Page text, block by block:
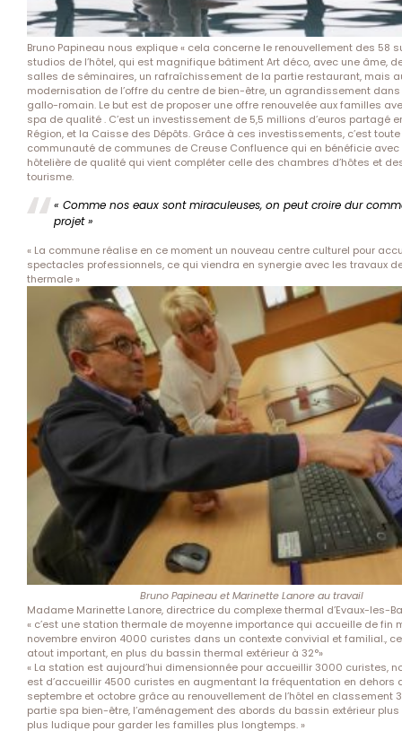
Bruno Papineau nous explique « cela concerne le renouvellement des 58
studios de l’hôtel, qui est magnifique bâtiment Art déco, avec une âme,
salles de séminaires, un rafraîchissement de la partie restaurant, mais
modernisation de l’offre du centre de bien-être, un agrandissement
gallo-romain. Le but est de proposer une offre renouvelée aux familles
spa de qualité . C’est un investissement de 5,5 millions d’euros partagé
Région, et la Caisse des Dépôts. Grâce à ces investissements, c’est
communauté de communes de Creuse Confluence qui en bénéficie avec
hôtelière de qualité qui vient compléter celle des chambres d’hôtes et
tourisme.
« Comme nos eaux sont miraculeuses, on peut croire dur
projet »
« La commune réalise en ce moment un nouveau centre culturel pour
spectacles professionnels, ce qui viendra en synergie avec les travaux
thermale »
Bruno Papineau et Marinette Lanore au travail
Madame Marinette Lanore, directrice du complexe thermal d’Evaux-les-
« c’est une station thermale de moyenne importance qui accueille de fin
novembre environ 4000 curistes dans un contexte convivial et familial.,
atout important, en plus du bassin thermal extérieur à 32°»
« La station est aujourd’hui dimensionnée pour accueillir 3000 curistes,
est d’accueillir 4500 curistes en augmentant la fréquentation en dehors
septembre et octobre grâce au renouvellement de l’hôtel en classement
partie spa bien-être, l’aménagement des abords du bassin extérieur
plus ludique pour garder les familles plus longtemps. »